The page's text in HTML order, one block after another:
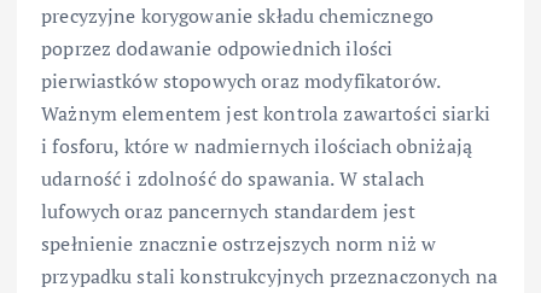
precyzyjne korygowanie składu chemicznego
poprzez dodawanie odpowiednich ilości
pierwiastków stopowych oraz modyfikatorów.
Ważnym elementem jest kontrola zawartości siarki
i fosforu, które w nadmiernych ilościach obniżają
udarność i zdolność do spawania. W stalach
lufowych oraz pancernych standardem jest
spełnienie znacznie ostrzejszych norm niż w
przypadku stali konstrukcyjnych przeznaczonych na